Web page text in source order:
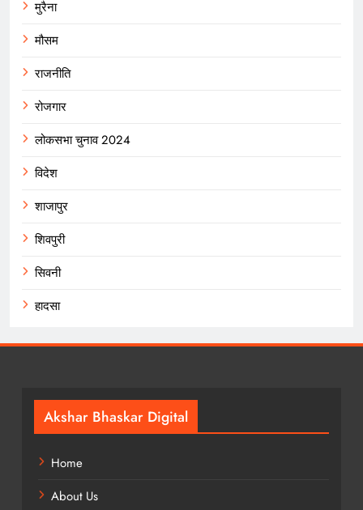
मुरैना
मौसम
राजनीति
रोजगार
लोकसभा चुनाव 2024
विदेश
शाजापुर
शिवपुरी
सिवनी
हादसा
Akshar Bhaskar Digital
Home
About Us